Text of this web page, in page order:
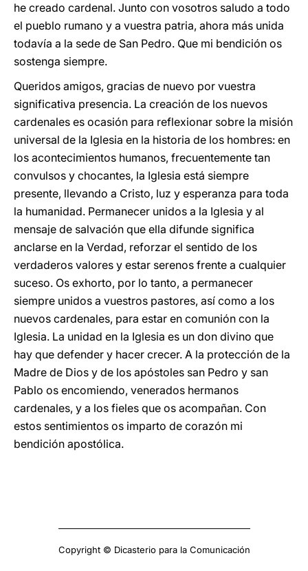
he creado cardenal. Junto con vosotros saludo a todo
el pueblo rumano y a vuestra patria, ahora más unida
todavía a la sede de San Pedro. Que mi bendición os
sostenga siempre.
Queridos amigos, gracias de nuevo por vuestra
significativa presencia. La creación de los nuevos
cardenales es ocasión para reflexionar sobre la misión
universal de la Iglesia en la historia de los hombres: en
los acontecimientos humanos, frecuentemente tan
convulsos y chocantes, la Iglesia está siempre
presente, llevando a Cristo, luz y esperanza para toda
la humanidad. Permanecer unidos a la Iglesia y al
mensaje de salvación que ella difunde significa
anclarse en la Verdad, reforzar el sentido de los
verdaderos valores y estar serenos frente a cualquier
suceso. Os exhorto, por lo tanto, a permanecer
siempre unidos a vuestros pastores, así como a los
nuevos cardenales, para estar en comunión con la
Iglesia. La unidad en la Iglesia es un don divino que
hay que defender y hacer crecer. A la protección de la
Madre de Dios y de los apóstoles san Pedro y san
Pablo os encomiendo, venerados hermanos
cardenales, y a los fieles que os acompañan. Con
estos sentimientos os imparto de corazón mi
bendición apostólica.
Copyright © Dicasterio para la Comunicación